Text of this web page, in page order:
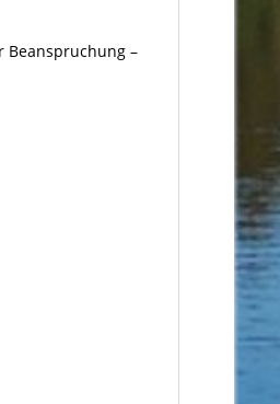
Beanspruchung –